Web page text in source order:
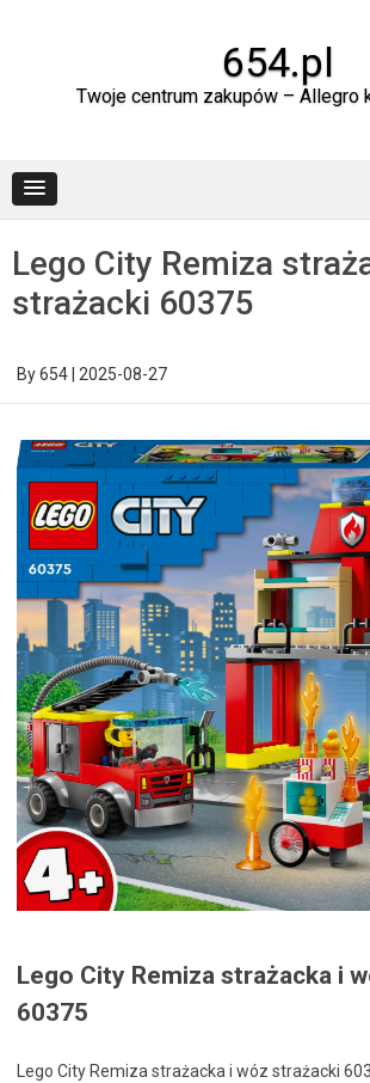
654.pl
Twoje centrum zakupów – Allegro
Lego City Remiza
strażacki 60375
By654 2025-08-27
Lego City Remiza strażacka i
60375
Lego City Remiza strażacka i wóz strażacki